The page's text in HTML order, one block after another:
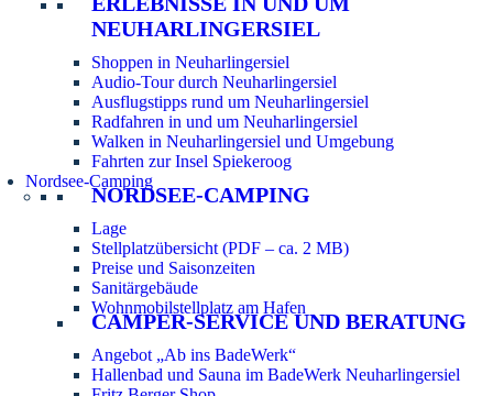
NEUHARLINGERSIEL
Shoppen in Neuharlingersiel
Audio-Tour durch Neuharlingersiel
Ausflugstipps rund um Neuharlingersiel
Radfahren in und um Neuharlingersiel
Walken in Neuharlingersiel und Umgebung
Fahrten zur Insel Spiekeroog
Nordsee-Camping
NORDSEE-CAMPING
Lage
Stellplatzübersicht (PDF – ca. 2 MB)
Preise und Saisonzeiten
Sanitärgebäude
Wohnmobilstellplatz am Hafen
CAMPER-SERVICE UND BERATUNG
Angebot „Ab ins BadeWerk“
Hallenbad und Sauna im BadeWerk Neuharlingersiel